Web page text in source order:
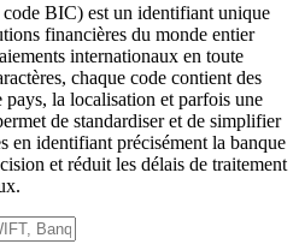
BIC) est un identifiant unique
financières du monde entier
internationaux en toute
chaque code contient des
la localisation et parfois une
de standardiser et de simplifier
en identifiant précisément la banque
et réduit les délais de traitement